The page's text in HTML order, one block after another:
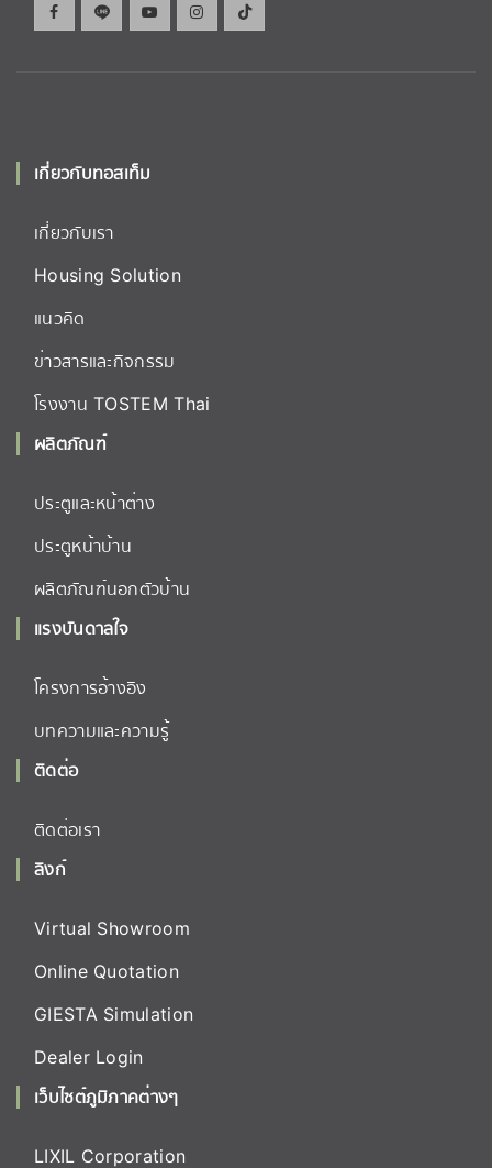
เกี่ยวกับทอสเท็ม
เกี่ยวกับเรา
Housing Solution
แนวคิด
ข่าวสารและกิจกรรม
โรงงาน TOSTEM Thai
ผลิตภัณฑ์
ประตูและหน้าต่าง
ประตูหน้าบ้าน
ผลิตภัณฑ์นอกตัวบ้าน
แรงบันดาลใจ
โครงการอ้างอิง
บทความและความรู้
ติดต่อ
ติดต่อเรา
ลิงก์
Virtual Showroom
Online Quotation
GIESTA Simulation
Dealer Login
เว็บไซต์ภูมิภาคต่างๆ
LIXIL Corporation